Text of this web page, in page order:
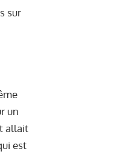
sur
un
allait
est